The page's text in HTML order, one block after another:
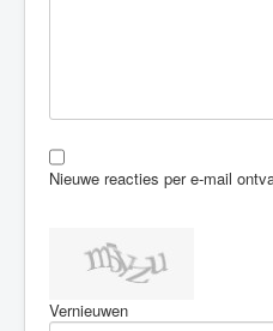
Nieuwe reacties per e-mail
Vernieuwen